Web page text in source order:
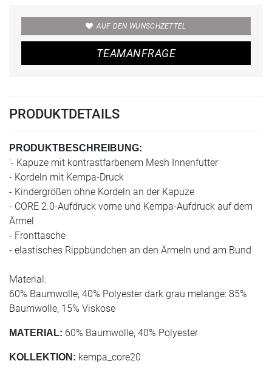
AUF DEN WUNSCHZETTEL
TEAMANFRAGE
PRODUKTDETAILS
PRODUKTBESCHREIBUNG:
'- Kapuze mit kontrastfarbenem Mesh Innenfutter
- Kordeln mit Kempa-Druck
- Kindergrößen ohne Kordeln an der Kapuze
- CORE 2.0-Aufdruck vorne und Kempa-Aufdruck auf dem
Ärmel
- Fronttasche
- elastisches Rippbündchen an den Ärmeln und am Bund
Material:
60% Baumwolle, 40% Polyester dark grau melange: 85%
Baumwolle, 15% Viskose
MATERIAL: 60% Baumwolle, 40% Polyester
KOLLEKTION: kempa_core20